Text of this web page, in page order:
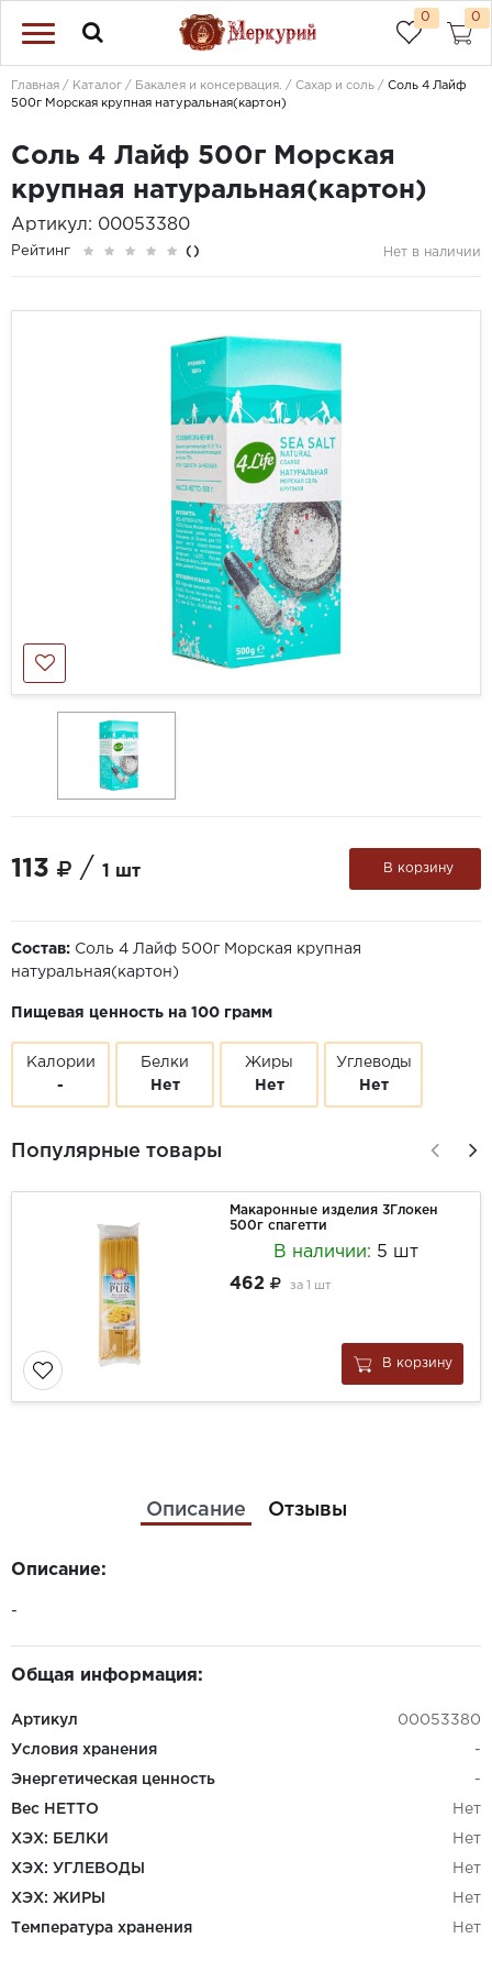
0 0
Главная Каталог Бакалея и консервация. Сахар и соль
Соль 4 Лайф
500г Морская крупная натуральная(картон)
Соль 4 Лайф 500г Морская
крупная натуральная(картон)
Артикул: 00053380
Рейтинг () Нет в наличии
113 / 1 шт В корзину
Состав: Соль 4 Лайф 500г Морская крупная
натуральная(картон)
Пищевая ценность на 100 грамм
Калории
-
Белки
Нет
Жиры
Нет
Углеводы
Нет
Популярные товары
Макаронные изделия 3Глокен
500г спагетти
В наличии: 5 шт
462
за 1 шт
В корзину
Описание Отзывы
Описание:
-
Общая информация:
Артикул 00053380
Условия хранения -
Энергетическая ценность -
Вес НЕТТО Нет
ХЭХ: БЕЛКИ Нет
ХЭХ: УГЛЕВОДЫ Нет
ХЭХ: ЖИРЫ Нет
Температура хранения Нет